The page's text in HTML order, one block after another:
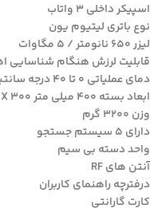
اسپیکر داخلی ۳ واتاب
نوع باتری لیتیوم یون
لیزر ۶۵۰ نانومتر / ۵ مگاوات
قابلیت لرزش هنگام شناسایی
دمای عملیاتی ۰ تا ۴۰ درجه سانتیگراد
ابعاد بسته ۴۰۰ میلی متر X 300 میلی متر X 160 میلی متر
وزن ۳۲۰۰ گرم
دارای ۵ سیستم جستجو
واحد دسته بی سیم
آنتن های RF
درفترچه راهنمای کاربران
کارت گارانتی